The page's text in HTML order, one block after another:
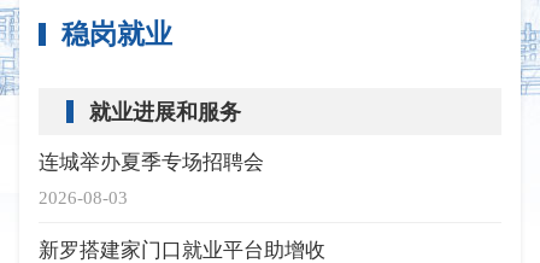
稳岗就业
就业进展和服务
2026-08-03
连城举办夏季专场招聘会
新罗搭建家门口就业平台助增收